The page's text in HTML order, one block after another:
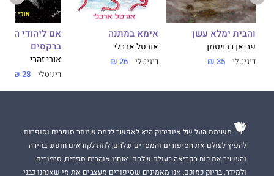
והבית ימלא עשן
פביאן ברויטמן
דיגיטלי 35 ₪
אימא במתנה
אורטל ארבלי
דיגיטלי 26 ₪
אם ליהודי
ברקסים
אורי זהבי
דיגיטלי 28 ₪
משימת העל של אינדיבוק היא לאפשר לכמה שיותר סופרים וסופרות
להפיץ לעולם את הסיפורים והמסרים שלהם, לתת לקוראים חופש בחירה
והעשיר את כוח הקריאה בעולם שלהם. אנחנו אוהבים ספרים, סיפורים
ולמידה, בדיוק כמוכם, אנו מאמינים שסיפורים מעצבים את מי שאנחנו כבני